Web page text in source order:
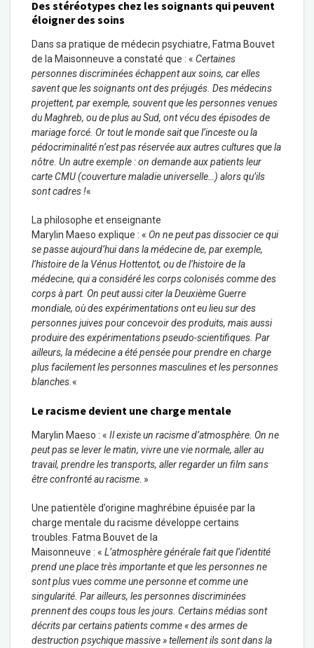
Des stéréotypes chez les soignants qui peuvent
éloigner des soins
Dans sa pratique de médecin psychiatre, Fatma Bouvet
de la Maisonneuve a constaté que : « Certaines
personnes discriminées échappent aux soins, car elles
savent que les soignants ont des préjugés. Des médecins
projettent, par exemple, souvent que les personnes venues
du Maghreb, ou de plus au Sud, ont vécu des épisodes de
mariage forcé. Or tout le monde sait que l’inceste ou la
pédocriminalité n’est pas réservée aux autres cultures que la
nôtre. Un autre exemple : on demande aux patients leur
carte CMU (couverture maladie universelle…) alors qu’ils
sont cadres !«
La philosophe et enseignante
Marylin Maeso explique : « On ne peut pas dissocier ce qui
se passe aujourd’hui dans la médecine de, par exemple,
l’histoire de la Vénus Hottentot, ou de l’histoire de la
médecine, qui a considéré les corps colonisés comme des
corps à part. On peut aussi citer la Deuxième Guerre
mondiale, où des expérimentations ont eu lieu sur des
personnes juives pour concevoir des produits, mais aussi
produire des expérimentations pseudo-scientifiques. Par
ailleurs, la médecine a été pensée pour prendre en charge
plus facilement les personnes masculines et les personnes
blanches.«
Le racisme devient une charge mentale
Marylin Maeso : « Il existe un racisme d’atmosphère. On ne
peut pas se lever le matin, vivre une vie normale, aller au
travail, prendre les transports, aller regarder un film sans
être confronté au racisme. »
Une patientèle d’origine maghrébine épuisée par la
charge mentale du racisme développe certains
troubles. Fatma Bouvet de la
Maisonneuve : « L’atmosphère générale fait que l’identité
prend une place très importante et que les personnes ne
sont plus vues comme une personne et comme une
singularité. Par ailleurs, les personnes discriminées
prennent des coups tous les jours. Certains médias sont
décrits par certains patients comme « des armes de
destruction psychique massive » tellement ils sont dans la